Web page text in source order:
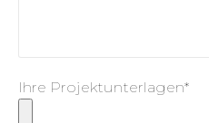
Ihre Projektunterlagen*